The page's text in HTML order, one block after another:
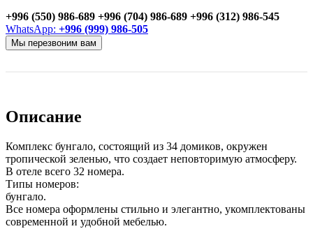
+996 (550) 986-689 +996 (704) 986-689 +996 (312) 986-545
WhatsApp: +996 (999) 986-505
Мы перезвоним вам
Описание
Комплекс бунгало, состоящий из 34 домиков, окружен
тропической зеленью, что создает неповторимую атмосферу.
В отеле всего 32 номера.
Типы номеров:
бунгало.
Все номера оформлены стильно и элегантно, укомплектованы
современной и удобной мебелью.